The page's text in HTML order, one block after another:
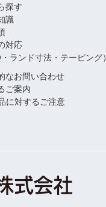
探す
識
対応
ランド寸法・テーピング）
なお問い合わせ
ご案内
に対するご注意